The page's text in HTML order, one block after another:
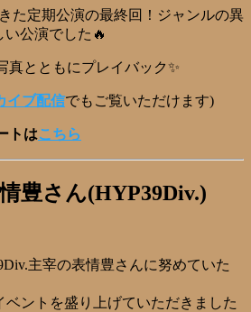
た定期公演の最終回！ジャンルの異
公演でした🔥
真とともにプレイバック✨
イブ配信でもご覧いただけます)
トはこちら
豊さん(HYP39Div.)
主宰の表情豊さんに努めていた
ントを盛り上げていただきました